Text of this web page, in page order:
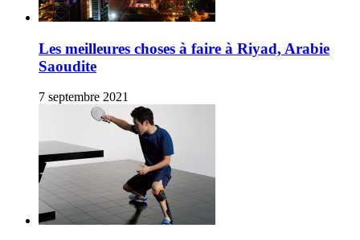
Les meilleures choses à faire à Riyad, Arabie
Saoudite
7 septembre 2021